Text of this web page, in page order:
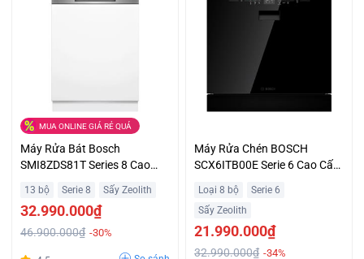
MUA ONLINE GIÁ RẺ QUÁ
Máy Rửa Bát Bosch
SMI8ZDS81T Series 8 Cao
góp
13 bộ Serie 8 Sấy Zeolith
32.990.000₫
46.900.000₫ -30%
Máy Rửa Chén BOSCH
SCX6ITB00E Serie 6 Cao Cấp
Loại 8 bộ
Serie 6
Sấy Zeolith
21.990.000₫
32.990.000₫ -34%